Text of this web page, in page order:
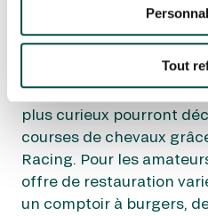
Tout
une variété
enfants, comme des
manège carrousel, une
même une « course des
plus curieux pourront
courses de chevaux
Racing. Pour les
offre de restauration
un comptoir à burgers,